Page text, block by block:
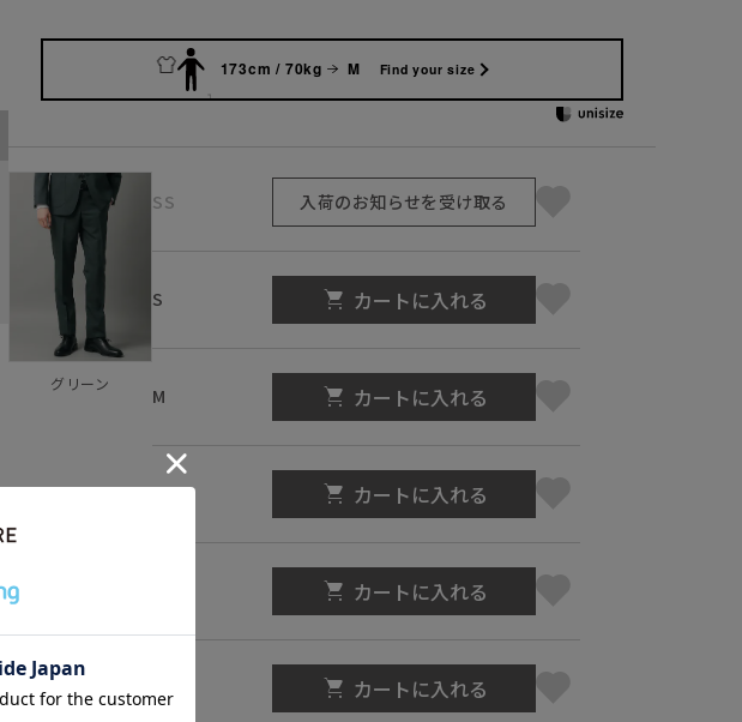
173cm / 70kg M Find your size
グリーン
SS 入荷のお知らせを受け取る
S カートに入れる
M カートに入れる
L カートに入れる
カートに入れる
カートに入れる